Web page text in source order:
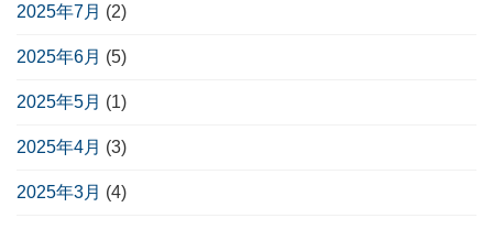
2025年7月 (2)
2025年6月 (5)
2025年5月 (1)
2025年4月 (3)
2025年3月 (4)